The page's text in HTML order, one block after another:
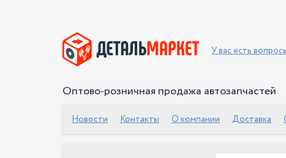
Оптово-розничная продажа автозапчастей
У вас есть
Новости Контакты О компании Доставка